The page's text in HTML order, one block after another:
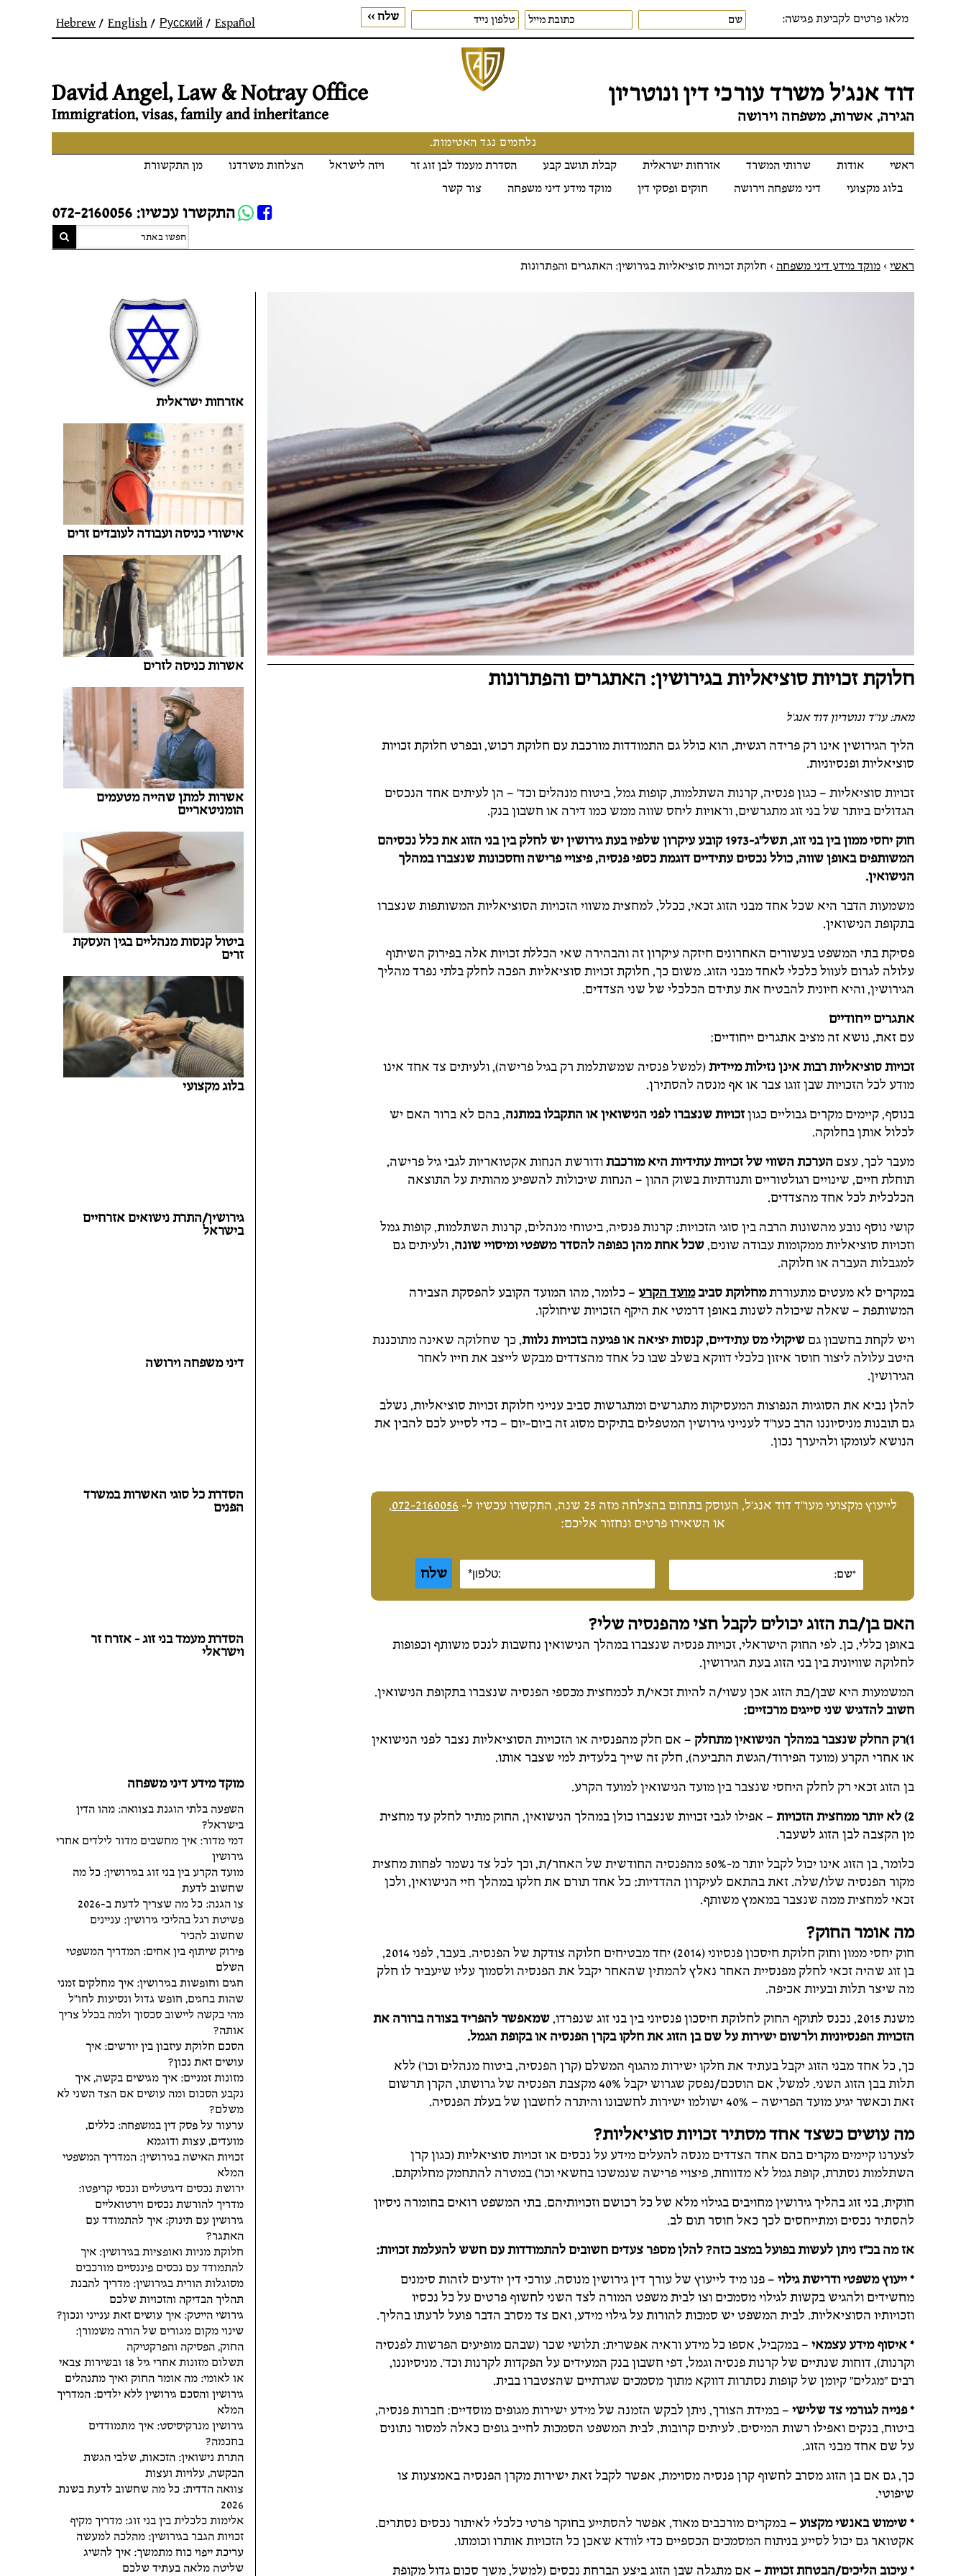
מלאו פרטים לקביעת פגישה: Hebrew English Русский Español
דוד אנג׳ל משרד עורכי דין ונוטריון
הגירה, אשרות, משפחה וירושה
David Angel, Law & Notray Office
Immigration, visas, family and inheritance
נלחמים נגד האטימות.
ראשי
אודות שרותי המשרד אזרחות ישראלית קבלת תושב קבע הסדרת מעמד לבן זוג זר ויזה לישראל הצלחות משרדנו
מן התקשורת
בלוג מקצועי
דיני משפחה וירושה חוקים ופסקי דין מוקד מידע דיני משפחה צור קשר
התקשרו עכשיו: 072-2160056
Whatsapp FB
ראשי > מוקד מידע דיני משפחה > חלוקת זכויות סוציאליות בגירושין: האתגרים והפתרונות
חלוקת זכויות סוציאליות בגירושין: האתגרים והפתרונות
מאת: עו"ד ונוטריון דוד אנג'ל
הליך הגירושין אינו רק פרידה רגשית, הוא כולל גם התמודדות מורכבת עם חלוקת רכוש, ובפרט חלוקת זכויות
סוציאליות ופנסיוניות.
זכויות סוציאליות – כגון פנסיה, קרנות השתלמות, קופות גמל, ביטוח מנהלים וכד’ – הן לעיתים אחד הנכסים
הגדולים ביותר של בני זוג מתגרשים, וראויות ליחס שווה ממש כמו דירה או חשבון בנק.
חוק יחסי ממון בין בני זוג, תשל"ג-1973 קובע עיקרון שלפיו בעת גירושין יש לחלק בין בני הזוג את כלל נכסיהם
המשותפים באופן שווה, כולל נכסים עתידיים דוגמת כספי פנסיה, פיצויי פרישה וחסכונות שנצברו במהלך
הנישואין.
משמעות הדבר היא שכל אחד מבני הזוג זכאי, ככלל, למחצית משווי הזכויות הסוציאליות המשותפות שנצברו
בתקופת הנישואין.
פסיקת בתי המשפט בעשורים האחרונים חיזקה עיקרון זה והבהירה שאי הכללת זכויות אלה בפירוק השיתוף
עלולה לגרום לעוול כלכלי לאחד מבני הזוג. משום כך, חלוקת זכויות סוציאליות הפכה לחלק בלתי נפרד מהליך
הגירושין, והיא חיונית להבטיח את עתידם הכלכלי של שני הצדדים.
אתגרים ייחודיים
עם זאת, נושא זה מציב אתגרים ייחודיים:
זכויות סוציאליות רבות אינן נזילות מיידית(למשל פנסיה שמשתלמת רק בגיל פרישה), ולעיתים צד אחד אינו
מודע לכל הזכויות שבן זוגו צבר או אף מנסה להסתירן.
בנוסף, קיימים מקרים גבוליים כגוןזכויות שנצברו לפני הנישואיןאו התקבלו במתנה, בהם לא ברור האם יש
לכלול אותן בחלוקה.
מעבר לכך, עצם הערכת השווי של זכויות עתידיות היא מורכבתודורשת הנחות אקטואריות לגבי גיל פרישה,
תוחלת חיים, שינויים רגולטוריים ותנודתיות בשוק ההון – הנחות שיכולות להשפיע מהותית על התוצאה
הכלכלית לכל אחד מהצדדים.
קושי נוסף נובע מהשונות הרבה בין סוגי הזכויות: קרנות פנסיה, ביטוחי מנהלים, קרנות השתלמות, קופות גמל
וזכויות סוציאליות ממקומות עבודה שונים,שכל אחת מהן כפופה להסדר משפטי ומיסויי שונה, ולעיתים גם
למגבלות העברה או חלוקה.
במקרים לא מעטים מתעוררתמחלוקת סביבמועד הקרע – כלומר, מהו המועד הקובע להפסקת הצבירה
המשותפת – שאלה שיכולה לשנות באופן דרמטי את היקף הזכויות שיחולקו.
ויש לקחת בחשבון גם שיקולי מס עתידיים, קנסות יציאה או פגיעה בזכויות נלוות, כך שחלוקה שאינה מתוכננת
היטב עלולה ליצור חוסר איזון כלכלי דווקא בשלב שבו כל אחד מהצדדים מבקש לייצב את חייו לאחר
הגירושין.
להלן נביא את הסוגיות הנפוצות המעסיקות מתגרשים ומתגרשות סביב ענייני חלוקת זכויות סוציאליות, נשלב
גם תובנות מניסיוננו הרב כעו"ד לענייני גירושין המטפלים בתיקים מסוג זה ביום-יום – כדי לסייע לכם להבין את
הנושא לעומקו ולהיערך נכון.
לייעוץ מקצועי מעו"ד דוד אנג'ל, העוסק בתחום בהצלחה מזה 25 שנה, התקשרו עכשיו ל- 072-2160056
,
או השאירו פרטים ונחזור אליכם:
האם בן/בת הזוג יכולים לקבל חצי מהפנסיה שלי?
באופן כללי, כן. לפי החוק הישראלי, זכויות פנסיה שנצברו במהלך הנישואין נחשבות לנכס משותף וכפופות
לחלוקה שוויונית בין בני הזוג בעת הגירושין.
המשמעות היא שבן/בת הזוג אכן עשוי/ה להיות זכאי/ת לכמחצית מכספי הפנסיה שנצברו בתקופת הנישואין.
חשוב להדגיש שני סייגים מרכזיים:
1)רק החלק שנצבר במהלך הנישואין מתחלק
– אם חלק מהפנסיה או הזכויות הסוציאליות נצבר לפני הנישואין
או אחרי הקרע (מועד הפירוד/הגשת התביעה), חלק זה שייך בלעדית למי שצבר אותו.
בן הזוג זכאי רק לחלק היחסי שנצבר בין מועד הנישואין למועד הקרע.
2) לא יותר ממחצית הזכויות – אפילו לגבי זכויות שנצברו כולן במהלך הנישואין, החוק מתיר לחלק עד מחצית
מן הקצבה לבן הזוג לשעבר.
כלומר, בן הזוג אינו יכול לקבל יותר מ-50% מהפנסיה החודשית של האחר/ת, וכך לכל צד נשמר לפחות מחצית
מקור הפנסיה שלו/שלה. זאת בהתאם לעיקרון ההדדיות: כל אחד תורם את חלקו במהלך חיי הנישואין, ולכן
זכאי למחצית ממה שנצבר במאמץ משותף.
מה אומר החוק?
חוק יחסי ממון וחוק חלוקת חיסכון פנסיוני (2014) יחד מבטיחים חלוקה צודקת של הפנסיה. בעבר, לפני 2014,
בן זוג שהיה זכאי לחלק מפנסיית האחר נאלץ להמתין שהאחר יקבל את הפנסיה ולסמוך עליו שיעביר לו חלק
מה שיצר תלות ובעיות אכיפה.
משנת 2015, נכנס לתוקף החוק לחלוקת חיסכון פנסיוני בין בני זוג שנפרדו,
שמאפשר להפריד בצורה ברורה את
הזכויות הפנסיוניות ולרשום ישירות על שם בן הזוג את חלקו בקרן הפנסיה או בקופת הגמל.
כך, כל אחד מבני הזוג יקבל בעתיד את חלקו ישירות מהגוף המשלם (קרן הפנסיה, ביטוח מנהלים וכו’) ללא
תלות בבן הזוג השני. למשל, אם הוסכם/נפסק שגרוש יקבל 40% מקצבת הפנסיה של גרושתו, הקרן תרשום
זאת וכאשר יגיע מועד הפרישה – 40% ישולמו ישירות לחשבונו והיתרה לחשבון של בעלת הפנסיה.
מה עושים כשצד אחד מסתיר זכויות סוציאליות?
לצערנו קיימים מקרים בהם אחד הצדדים מנסה להעלים מידע על נכסים או זכויות סוציאליות (כגון קרן
השתלמות נסתרת, קופת גמל לא מדווחת, פיצויי פרישה שנמשכו בחשאי וכו’) במטרה להתחמק מחלוקתם.
חוקית, בני זוג בהליך גירושין מחויבים בגילוי מלא של כל רכושם וזכויותיהם. בתי המשפט רואים בחומרה ניסיון
להסתיר נכסים ומתייחסים לכך כאל חוסר תום לב.
אז מה בכ"ז ניתן לעשות בפועל במצב כזה? להלן מספר צעדים חשובים להתמודדות עם חשש להעלמת זכויות:
* ייעוץ משפטי ודרישת גילוי – פנו מיד לייעוץ של עורך דין גירושין מנוסה. עורכי דין יודעים לזהות סימנים
מחשידים ולהגיש בקשות לגילוי מסמכים וצו לבית משפט המורה לצד השני לחשוף פרטים על כל נכסיו
וזכויותיו הסוציאליות. לבית המשפט יש סמכות להורות על גילוי מידע, ואם צד מסרב הדבר פועל לרעתו בהליך.
* איסוף מידע עצמאי – במקביל, אספו כל מידע וראיה אפשרית: תלושי שכר (שבהם מופיעים הפרשות לפנסיה
וקרנות), דוחות שנתיים של קרנות פנסיה וגמל, דפי חשבון בנק המעידים על הפקדות לקרנות וכד’. מניסיוננו,
רבים "מגלים" קיומן של קופות נסתרות דווקא מתוך מסמכים שגרתיים שהצטברו בבית.
* פנייה לגורמי צד שלישי – במידת הצורך, ניתן לבקש הזמנה של מידע ישירות מגופים מוסדיים: חברות פנסיה,
ביטוח, בנקים ואפילו רשות המיסים. לעיתים קרובות, לבית המשפט הסמכות לחייב גופים כאלה למסור נתונים
על שם אחד מבני הזוג.
כך, גם אם בן הזוג מסרב לחשוף קרן פנסיה מסוימת, אפשר לקבל זאת ישירות מקרן הפנסיה באמצעות צו
שיפוטי.
* שימוש באנשי מקצוע –במקרים מורכבים מאוד, אפשר להסתייע בחוקר פרטי כלכלי לאיתור נכסים נסתרים.
אקטואר גם יכול לסייע בניתוח המסמכים הכספיים כדי לוודא שאכן כל הזכויות אותרו וכומתו.
* עיכוב הליכים/הבטחת זכויות – אם מתגלה שבן הזוג ביצע הברחת נכסים (למשל, משך סכום גדול מקופת
אזרחות ישראלית
אישורי כניסה ועבודה לעובדים זרים
אשרות כניסה לזרים
אשרות למתן שהייה מטעמים
הומניטאריים
ביטול קנסות מנהליים בגין העסקת
זרים
בלוג מקצועי
גירושין/התרת נישואים אזרחיים
בישראל
דיני משפחה וירושה
הסדרת כל סוגי האשרות במשרד
הפנים
הסדרת מעמד בני זוג - אזרח זר
וישראלי
מוקד מידע דיני משפחה
השפעה בלתי הוגנת בצוואה: מהו הדין
בישראל?
דמי מדור: איך מחשבים מדור לילדים אחרי
גירושין
מועד הקרע בין בני זוג בגירושין: כל מה
שחשוב לדעת
צו הגנה: כל מה שצריך לדעת ב-2026
פשיטת רגל בהליכי גירושין: עניינים
שחשוב להכיר
פירוק שיתוף בין אחים: המדריך המשפטי
השלם
חגים וחופשות בגירושין: איך מחלקים זמני
שהות בחגים, חופש גדול ונסיעות לחו"ל
מהי בקשה ליישוב סכסוך ולמה בכלל צריך
אותה?
הסכם חלוקת עיזבון בין יורשים: איך
עושים זאת נכון?
מזונות זמניים: איך מגישים בקשה, איך
נקבע הסכום ומה עושים אם הצד השני לא
משלם?
ערעור על פסק דין במשפחה: כללים,
מועדים, עצות ודוגמא
זכויות האישה בגירושין: המדריך המשפטי
המלא
ירושת נכסים דיגיטליים ונכסי קריפטו:
מדריך להורשת נכסים וירטואליים
גירושין עם תינוק: איך להתמודד עם
האתגר?
חלוקת מניות ואופציות בגירושין: איך
להתמודד עם נכסים פיננסיים מורכבים
מסוגלות הורית בגירושין: מדריך להבנת
תהליך הבדיקה והזכויות שלכם
גירושי הייטק: איך עושים זאת ענייני ונכון?
שינוי מקום מגורים של הורה משמורן:
החוק, הפסיקה והפרקטיקה
תשלום מזונות אחרי גיל 18 ובשירות צבאי
או לאומי: מה אומר החוק ואיך מתנהלים
גירושין והסכם גירושין ללא ילדים: המדריך
המלא
גירושין מנרקיסיסט: איך מתמודדים
בחכמה?
התרת נישואין: הזכאות, שלבי הגשת
הבקשה, עלויות ועצות
צוואה הדדית: כל מה שחשוב לדעת בשנת
2026
אלימות כלכלית בין בני זוג: מדריך מקיף
זכויות הגבר בגירושין: מהלכה למעשה
עריכת ייפוי כוח מתמשך: איך להשיג
שליטה מלאה בעתיד שלכם